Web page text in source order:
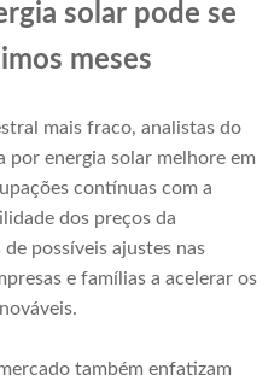
solar pode se
meses
mais fraco, analistas do
por energia solar melhore em
contínuas com a
dos preços da
possíveis ajustes nas
e famílias a acelerar os
também enfatizam